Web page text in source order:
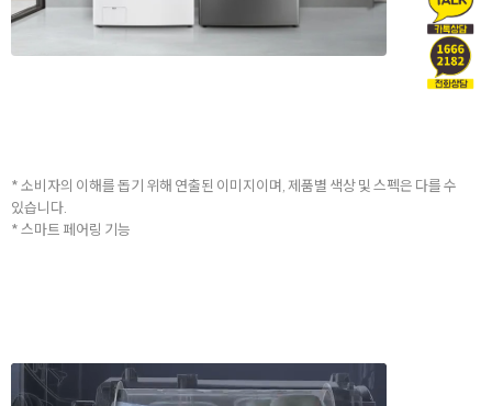
* 소비자의 이해를 돕기 위해 연출된 이미지이며, 제품별 색상 및 스펙은 다를 수
있습니다.
* 스마트 페어링 기능